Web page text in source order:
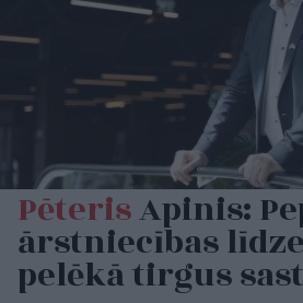
PēterisApinis:
ārstniecības
pelēkā tirgus